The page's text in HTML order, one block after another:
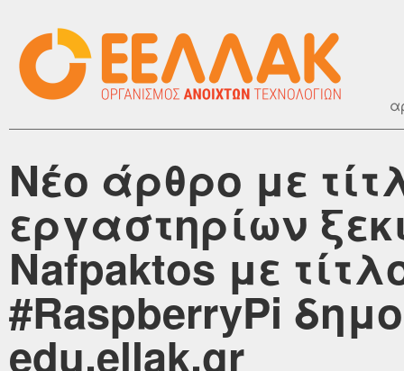
Νέο άρθρο με
εργαστηρίων
Nafpaktos με
#RaspberryPi
edu.ellak.gr